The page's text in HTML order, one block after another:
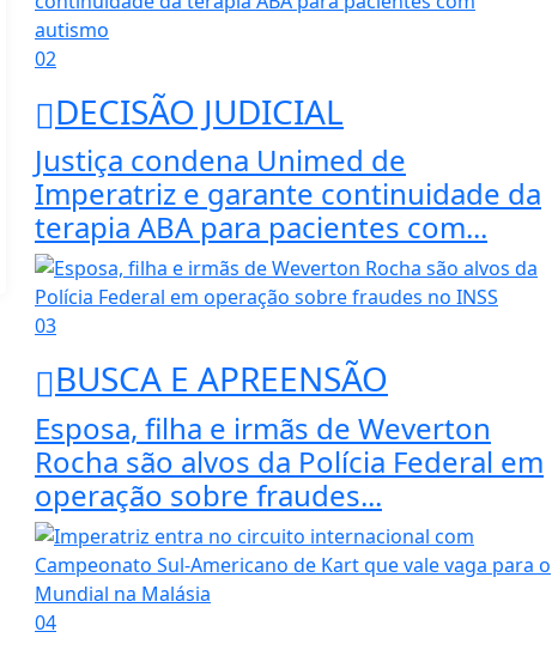
02
DECISÃO JUDICIAL
Justiça condena Unimed de
Imperatriz e garante continuidade da
terapia ABA para pacientes com...
03
BUSCA E APREENSÃO
Esposa, filha e irmãs de Weverton
Rocha são alvos da Polícia Federal em
operação sobre fraudes...
04